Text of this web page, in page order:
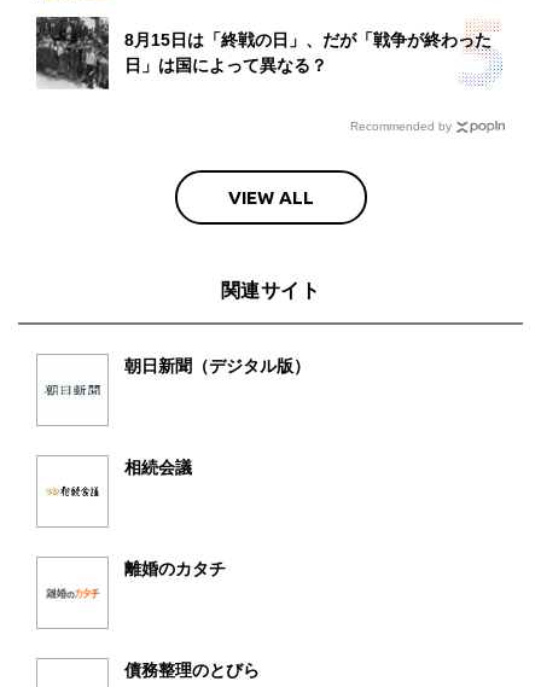
8月15日は「終戦の日」、だが「戦争が終わった
日」は国によって異なる？
Recommended by
VIEW ALL
関連サイト
朝日新聞（デジタル版）
相続会議
離婚のカタチ
債務整理のとびら